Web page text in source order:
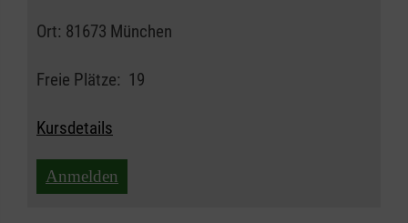
Ort: 81673 München
Freie Plätze: 19
Kursdetails
Anmelden